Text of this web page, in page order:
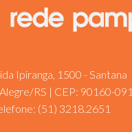
Ipiranga, 1500 - Santana
RS | CEP: 90160-091
(51) 3218.2651